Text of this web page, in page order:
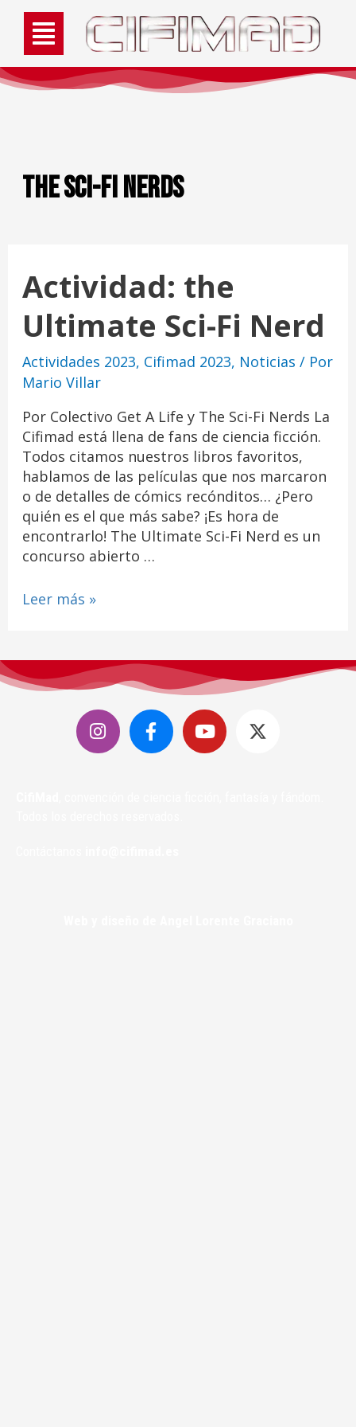
The Sci-Fi Nerds
Actividad: the
Ultimate Sci-Fi Nerd
Actividades 2023, Cifimad 2023, Noticias / Por
Mario Villar
Por Colectivo Get A Life y The Sci-Fi Nerds La
Cifimad está llena de fans de ciencia ficción.
Todos citamos nuestros libros favoritos,
hablamos de las películas que nos marcaron
o de detalles de cómics recónditos… ¿Pero
quién es el que más sabe? ¡Es hora de
encontrarlo! The Ultimate Sci-Fi Nerd es un
concurso abierto …
Leer más »